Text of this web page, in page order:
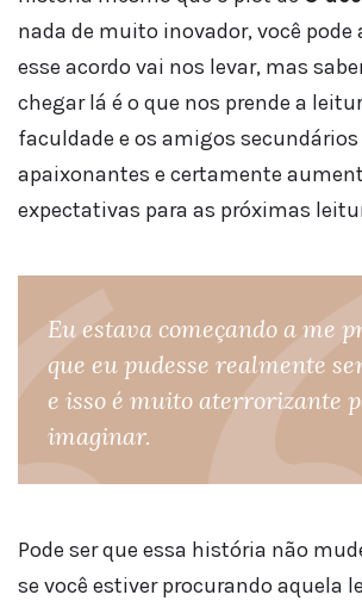
nada de muito inovador, você pode
esse acordo vai nos levar, mas
chegar lá é o que nos prende a
faculdade e os amigos secundários
apaixonantes e certamente
expectativas para as próximas
Eu estava começando a me
que eu pudesse realmente
e isso é muito aterrorizante
imaginar.
Pode ser que essa história não
se você estiver procurando aquela